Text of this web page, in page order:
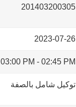
201403200305
2023-07-26
02:45 PM
-
03:00 PM
توكيل شامل بالصفة